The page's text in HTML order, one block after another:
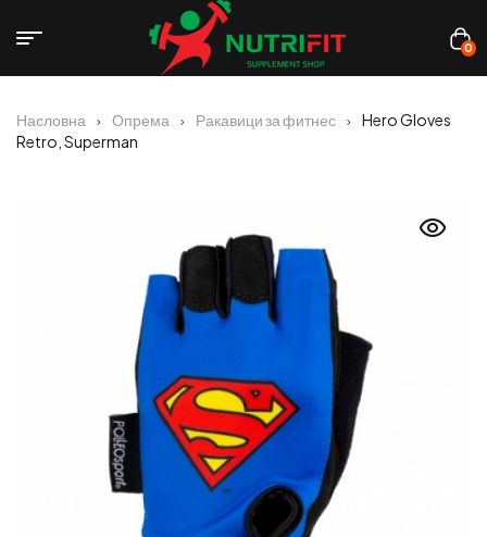
0
Насловна Опрема Ракавици за фитнес
Hero Gloves
Retro, Superman